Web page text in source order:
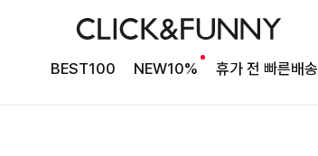
BEST100 NEW10% 휴가 전 빠른배송
BEST 타이 블라우스
밍팃퍼프 타이블라우스